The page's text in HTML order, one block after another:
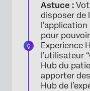
Astuce :
disposer de
pour
Experience
l’utilisateur
Hub du
apporter
Hub de